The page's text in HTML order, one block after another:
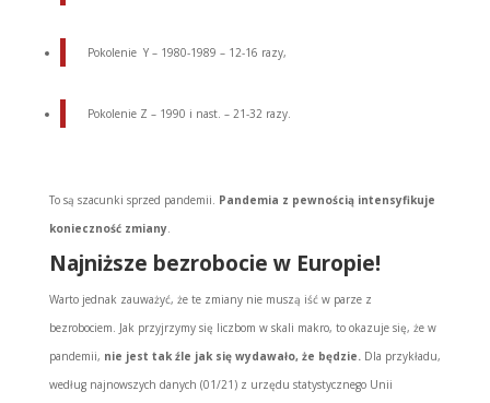
Pokolenie Y – 1980-1989 – 12-16 razy,
Pokolenie Z – 1990 i nast. – 21-32 razy.
To są szacunki sprzed pandemii. Pandemia z pewnością intensyfikuje
konieczność zmiany.
Najniższe bezrobocie w Europie!
Warto jednak zauważyć, że te zmiany nie muszą iść w parze z
bezrobociem. Jak przyjrzymy się liczbom w skali makro, to okazuje się, że w
pandemii, nie jest tak źle jak się wydawało, że będzie.Dla przykładu,
według najnowszych danych (01/21) z urzędu statystycznego Unii